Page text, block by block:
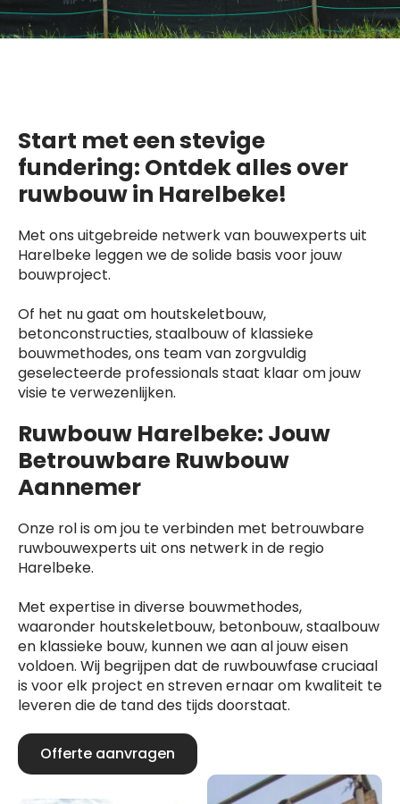
Start met een stevige
fundering: Ontdek alles over
ruwbouw in Harelbeke!
Met ons uitgebreide netwerk van bouwexperts uit
Harelbeke leggen we de solide basis voor jouw
bouwproject.
Of het nu gaat om houtskeletbouw,
betonconstructies, staalbouw of klassieke
bouwmethodes, ons team van zorgvuldig
geselecteerde professionals staat klaar om jouw
visie te verwezenlijken.
Ruwbouw Harelbeke: Jouw
Betrouwbare Ruwbouw
Aannemer
Onze rol is om jou te verbinden met betrouwbare
ruwbouwexperts uit ons netwerk in de regio
Harelbeke.
Met expertise in diverse bouwmethodes,
waaronder houtskeletbouw, betonbouw, staalbouw
en klassieke bouw, kunnen we aan al jouw eisen
voldoen. Wij begrijpen dat de ruwbouwfase cruciaal
is voor elk project en streven ernaar om kwaliteit te
leveren die de tand des tijds doorstaat.
Offerte aanvragen